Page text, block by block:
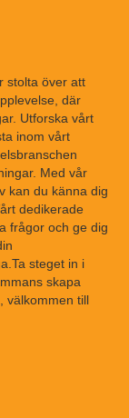
stolta över att
där
Utforska vårt
inom vårt
Med vår
kan du känna dig
dedikerade
frågor och ge dig
steget in i
skapa
välkommen till